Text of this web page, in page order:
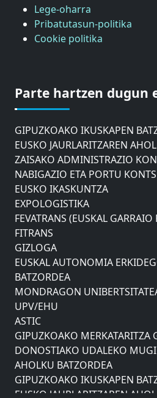
Lege-oharra
Pribatutasun-politika
Cookie politika
Parte hartzen dugun
DONOSTIAKO UDALEKO
AHOLKU BATZORDEA
GIPUZKOAKO IKUSKAPEN
EUSKO JAURLARITZAREN
ZAISAKO ADMINISTRAZIO
NABIGAZIO ETA PORTU
EUSKO IKASKUNTZA
EXPOLOGISTIKA
FEVATRANS (EUSKAL GARRAIO
FITRANS
GIZLOGA
EUSKAL AUTONOMIA
BATZORDEA
MONDRAGON
UPV/EHU
ASTIC
GIPUZKOAKO MERKATARITZA
DONOSTIAKO UDALEKO
AHOLKU BATZORDEA
GIPUZKOAKO IKUSKAPEN
EUSKO JAURLARITZAREN